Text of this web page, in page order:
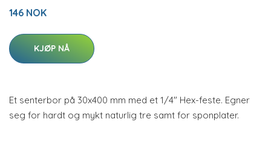
146 NOK
KJØP NÅ
Et senterbor på 30x400 mm med et 1/4" Hex-feste. Egner
seg for hardt og mykt naturlig tre samt for sponplater.